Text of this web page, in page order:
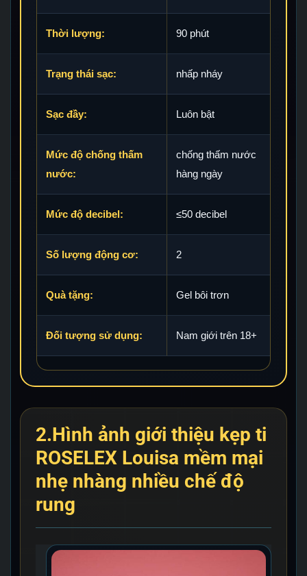
Thời lượng: 90 phút
Trạng thái sạc: nhấp nháy
Sạc đầy: Luôn bật
Mức độ chống thấm
nước:
chống thấm nước
hàng ngày
Mức độ decibel: ≤50 decibel
Số lượng động cơ: 2
Quà tặng: Gel bôi trơn
Đối tượng sử dụng: Nam giới trên 18+
2.Hình ảnh giới thiệu kẹp ti
ROSELEX Louisa mềm mại
nhẹ nhàng nhiều chế độ
rung